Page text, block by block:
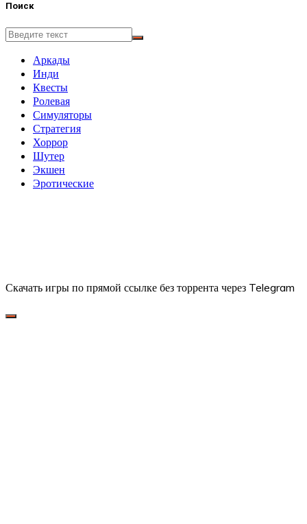
Поиск
Аркады
Инди
Квесты
Ролевая
Симуляторы
Стратегия
Хоррор
Шутер
Экшен
Эротические
Скачать игры по прямой ссылке без торрента через Telegram